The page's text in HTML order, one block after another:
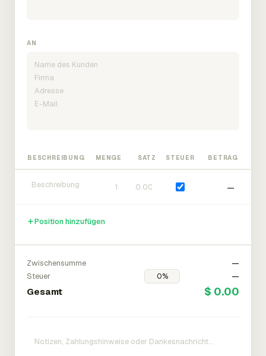
AN
BESCHREIBUNG MENGE SATZ STEUER BETRAG
—
Position hinzufügen
Zwischensumme
—
Steuer
—
Gesamt $ 0.00